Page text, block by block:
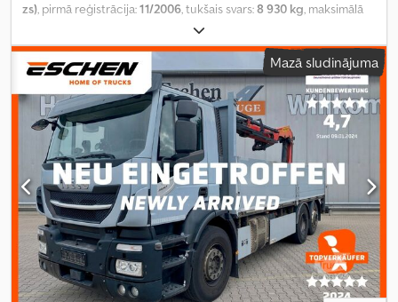
zs), pirmā reģistrācija:11/2006, tukšais svars:8 930 kg, maksimālā
, kopējais svars:
315/80/R22.5, asu konfigurācija:3 asis, nākamā pārbaude (TÜV):
11/2025, bremzes:dzinēja bremzēšana
, vadītāja kabīne:
gulēšanas kabīne, pārnesuma veids:automātisks, emisijas klase:
Euro 5, piekares sistēma:tērauds-gaiss , sēdvietu skaits:2,
krautuves garums:7 200 mm, iekraušanas vietas platums:2 480
, iekraušanas telpas augstums: 2 500 mm, priekšējās riepas
izmērs:315/80/R22.5, maksimālais ātrums:90 km/h, gultas vietu
skaits: 1, Aprīkojums:ABS, borta dators, gaisa kondicionēšana,
kravas automašīnas reģistrācija, kruīza kontrole, saspiestā
gaisa bremze, stāvvietas sildītājs,
Mazā sludinājuma